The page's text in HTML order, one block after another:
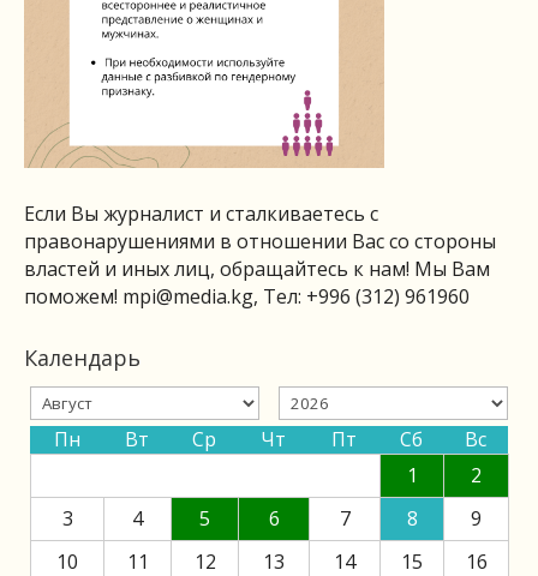
Если Вы журналист и сталкиваетесь с
правонарушениями в отношении Вас со стороны
властей и иных лиц, обращайтесь к нам! Мы Вам
поможем! mpi@media.kg, Тел: +996 (312) 961960
Календарь
Пн Вт Ср Чт Пт Сб
Вс
1
2
3
4 5 6 7 8
9
10
11 12 13 14 15
16